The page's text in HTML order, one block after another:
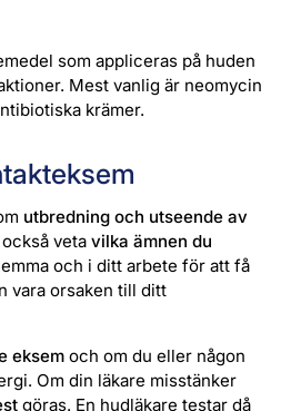
som appliceras på huden
Mest vanlig är neomycin
krämer.
utbredning och utseende av
veta vilka ämnen du
och i ditt arbete för att få
vara orsaken till ditt
eksem och om du eller någon
Om din läkare misstänker
göras. En hudläkare testar då